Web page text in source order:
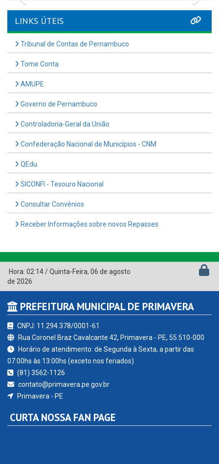
LINKS ÚTEIS
Tribunal de Contas de Pernambuco
Tome Conta
AMUPE
Governo de Pernambuco
Controladoria-Geral da União
Confederação Nacional de Municípios - CNM
QEdu
SICONFI - Tesouro Nacional
Consultar Convênios
Receber Informações sobre novos Repasses
Hora: 02:14/Quinta-Feira, 06 de agosto
de 2026
PREFEITURA MUNICIPAL DE PRIMAVERA
CNPJ: 11.294.378/0001-61
Rua Coronel Braz Cavalcante 42, Primavera - PE, 55.510-000
Horário de atendimento: de Segunda à Sexta, a partir das
07:00hs às 13:00hs (exceto nos feriados)
(81) 3562-1126
contato@primavera.pe.gov.br
Primavera - PE
CURTA NOSSA FAN PAGE